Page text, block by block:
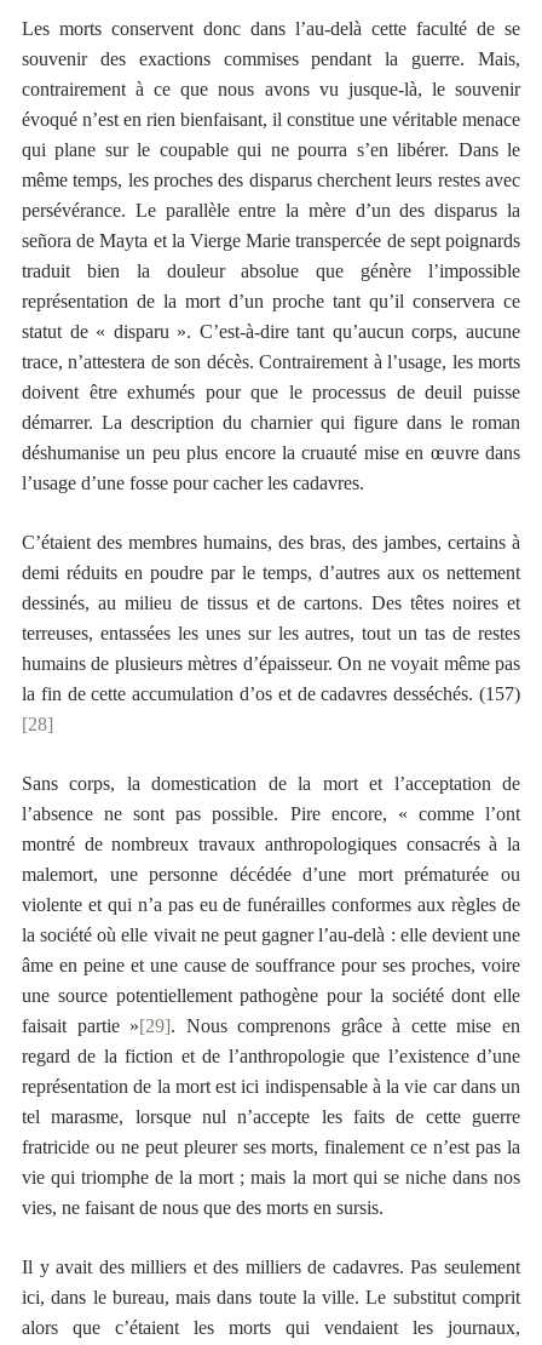
Les morts conservent donc dans l’au-delà cette faculté de se
souvenir des exactions commises pendant la guerre. Mais,
contrairement à ce que nous avons vu jusque-là, le souvenir
évoqué n’est en rien bienfaisant, il constitue une véritable menace
qui plane sur le coupable qui ne pourra s’en libérer. Dans le
même temps, les proches des disparus cherchent leurs restes avec
persévérance. Le parallèle entre la mère d’un des disparus la
señora de Mayta et la Vierge Marie transpercée de sept poignards
traduit bien la douleur absolue que génère l’impossible
représentation de la mort d’un proche tant qu’il conservera ce
statut de « disparu ». C’est-à-dire tant qu’aucun corps, aucune
trace, n’attestera de son décès. Contrairement à l’usage, les morts
doivent être exhumés pour que le processus de deuil puisse
démarrer. La description du charnier qui figure dans le roman
déshumanise un peu plus encore la cruauté mise en œuvre dans
l’usage d’une fosse pour cacher les cadavres.
C’étaient des membres humains, des bras, des jambes, certains à
demi réduits en poudre par le temps, d’autres aux os nettement
dessinés, au milieu de tissus et de cartons. Des têtes noires et
terreuses, entassées les unes sur les autres, tout un tas de restes
humains de plusieurs mètres d’épaisseur. On ne voyait même pas
la fin de cette accumulation d’os et de cadavres desséchés. (157)
[28]
Sans corps, la domestication de la mort et l’acceptation de
l’absence ne sont pas possible. Pire encore, « comme l’ont
montré de nombreux travaux anthropologiques consacrés à la
malemort, une personne décédée d’une mort prématurée ou
violente et qui n’a pas eu de funérailles conformes aux règles de
la société où elle vivait ne peut gagner l’au-delà : elle devient une
âme en peine et une cause de souffrance pour ses proches, voire
une source potentiellement pathogène pour la société dont elle
faisait partie »[29]. Nous comprenons grâce à cette mise en
regard de la fiction et de l’anthropologie que l’existence d’une
représentation de la mort est ici indispensable à la vie car dans un
tel marasme, lorsque nul n’accepte les faits de cette guerre
fratricide ou ne peut pleurer ses morts, finalement ce n’est pas la
vie qui triomphe de la mort ; mais la mort qui se niche dans nos
vies, ne faisant de nous que des morts en sursis.
Il y avait des milliers et des milliers de cadavres. Pas seulement
ici, dans le bureau, mais dans toute la ville. Le substitut comprit
alors que c’étaient les morts qui vendaient les journaux,